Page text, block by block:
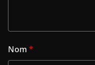
Nom *